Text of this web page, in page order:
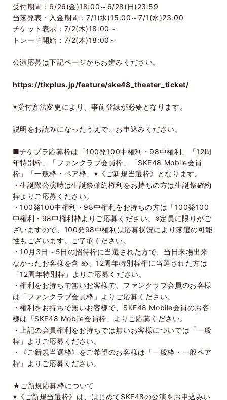
受付期間： 6/26(金)18:00 ～ 6/28(日)23:59
当落発表・入金期間：7/1(水)15:00 ～ 7/1(水)23:00
チケット表示： 7/2(木)18:00 ～
トレード開始： 7/2(木)18:00 ～
公演応募は下記ページからお進みください。
https://tixplus.jp/feature/ske48_theater_ticket/
※受付方法変更により、事前登録が必要となります。
説明をお読みになったうえで、お申込みください。
■チケプラ応募枠は「100発100中権利・ 98中権利」「12周
年特別枠」「ファンクラブ会員枠」「SKE48 Mobile会員
枠」「一般枠・ペア枠」※《ご新規当選枠》となります。
・生誕際公演時は生誕祭確約権利をお持ちの方は生誕祭確約
枠よりご応募ください。
・100発100中権利・ 98中権利をお持ちの方は「100発100
中権利・ 98中権利枠よりご応募ください。※定員に限りがご
ざいますので、 100発98中権利は応募状況により落選の可能
性もございます。ご了承ください。
・10 月 3日～ 5日の招待枠に当選された方で、当日来場出来
なかったお客様を含 め、12周年特別枠権に当選された方は
「12周年特別枠」よりご応募ください。
・権利をお持ちで無いお客様で、ファンクラブ会員のお客様
は「ファンクラブ会員枠」よりご応募ください。
・権利をお持ちで無いお客様で、 SKE48 Mobile会員のお客
様は「SKE48 Mobile会員枠」よりご応募ください。
・上記の会員権利をお持ちでは無いお客様については「一般
枠」よりご応募ください。
・《ご新規当選枠》をご希望のお客様は「一般枠・一般ペア
枠」よりご応募ください。
★ご新規応募枠について
※《ご新規当選枠》は、はじめてSKE48の公演をお申込みい